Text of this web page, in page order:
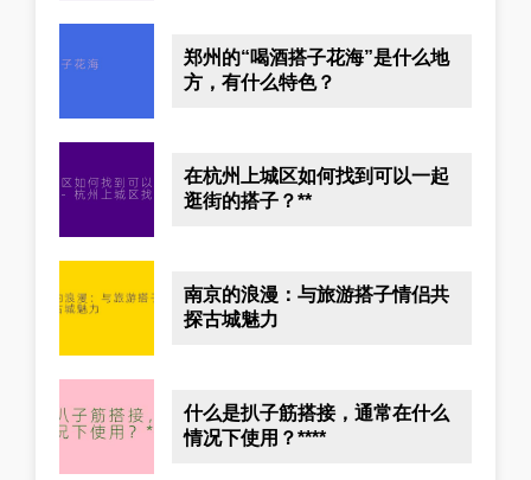
郑州的“喝酒搭子花海”是什么地
方，有什么特色？
在杭州上城区如何找到可以一起
逛街的搭子？**
南京的浪漫：与旅游搭子情侣共
探古城魅力
什么是扒子筋搭接，通常在什么
情况下使用？****